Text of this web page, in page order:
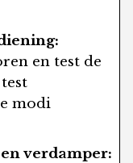
en test de
modi
verdamper: